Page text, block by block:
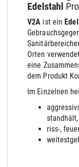
Edelstahl
V2A ist ein
Orten
eine
dem Produkt
Im Einzelnen
standhält,
riss-,